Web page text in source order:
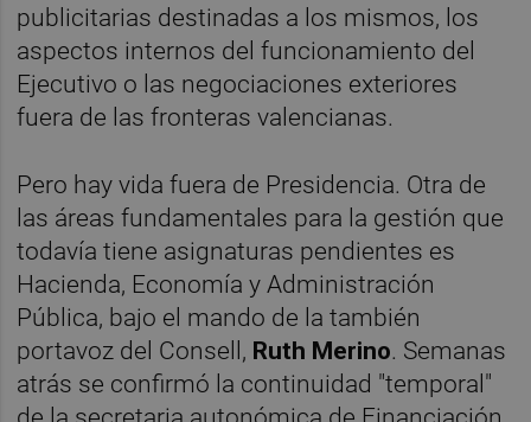
publicitarias destinadas a los mismos, los
aspectos internos del funcionamiento del
Ejecutivo o las negociaciones exteriores
fuera de las fronteras valencianas.
Pero hay vida fuera de Presidencia. Otra de
las áreas fundamentales para la gestión que
todavía tiene asignaturas pendientes es
Hacienda, Economía y Administración
Pública, bajo el mando de la también
portavoz del Consell, Ruth Merino. Semanas
atrás se confirmó la continuidad "temporal"